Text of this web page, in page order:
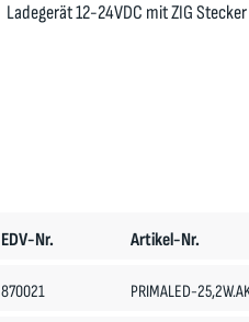
Ladegerät 12-24VDC mit ZIG Stecker
EDV-Nr. Artikel-Nr.
870021 PRIMALED-